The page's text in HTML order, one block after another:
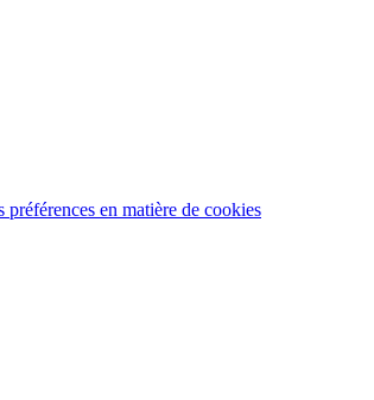
préférences en matière de cookies